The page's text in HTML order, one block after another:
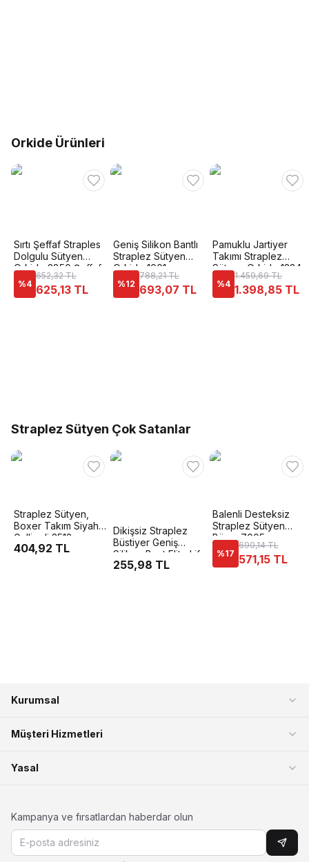
Orkide Ürünleri
Sırtı Şeffaf Straples
Dolgulu Sütyen
Orkide 2850 Şeffaf
%4
652,32 TL
625,13 TL
Geniş Silikon Bantlı
Straplez Sütyen
Orkide 1001
%12
788,21 TL
693,07 TL
Pamuklu Jartiyer
Takımı Straplez
Sütyen Orkide 1234
%4
1.459,69 TL
1.398,85 TL
Straplez Sütyen Çok Satanlar
Straplez Sütyen,
Boxer Takım Siyah
Gallipoli 3513
404,92 TL
Dikişsiz Straplez
Büstiyer Geniş
Silikon Bant Elite Life
776
255,98 TL
Balenli Desteksiz
Straplez Sütyen
Büşra 7005
%17
690,14 TL
571,15 TL
Kurumsal
Müşteri Hizmetleri
Yasal
Kampanya ve fırsatlardan haberdar olun